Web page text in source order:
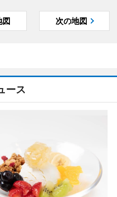
図 次の地図
ース